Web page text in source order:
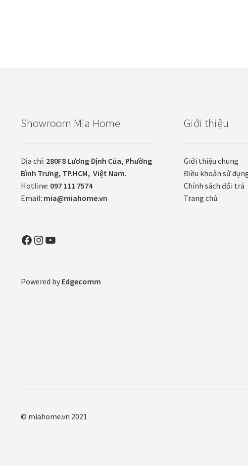
Showroom Mia Home
Địa chỉ: 280F8 Lương Định Của, Phường
Bình Trưng, TP.HCM, Việt Nam.
Hotline: 097 111 7574
Email: mia@miahome.vn
Facebook
Instagram
YouTube
Powered by Edgecomm
Giới thiệu
Giới thiệu chung
Điều khoản sử
Chính sách đổi trả
Trang chủ
© miahome.vn 2021